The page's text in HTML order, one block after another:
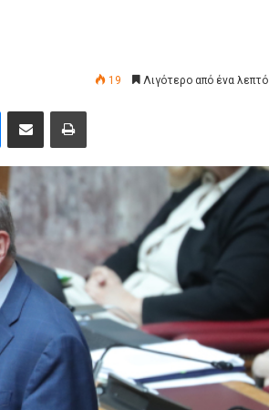
19 Λιγότερο από ένα λεπτό